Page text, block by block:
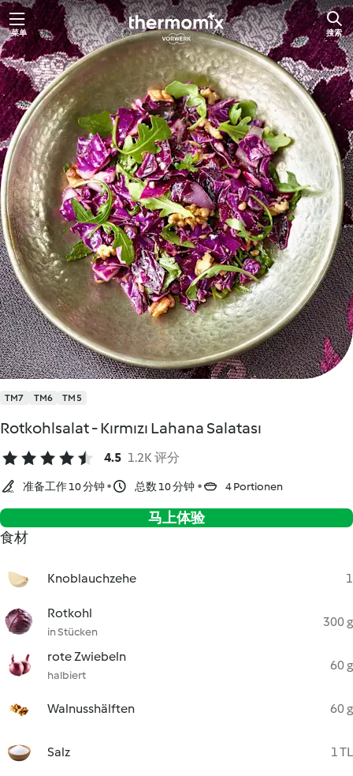
跳
至
内
容
菜单 搜索
TM7 TM6 TM5
Rotkohlsalat - Kırmızı Lahana Salatası
4.5 1.2K 评分
准备工作 10 分钟 总数 10 分钟 4 Portionen
马上体验
食材
Knoblauchzehe 1
Rotkohl
in Stücken
300 g
rote Zwiebeln
halbiert
60 g
Walnusshälften 60 g
Salz 1 TL